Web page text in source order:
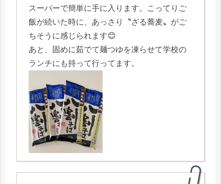
スーパーで簡単に手に入ります。こってりご
飯が続いた時に、あっさり〝ざる蕎麦〟がご
ちそうに感じられます😊
あと、固めに茹でて麺つゆを凍らせて学校の
ランチにも持って行ってます。